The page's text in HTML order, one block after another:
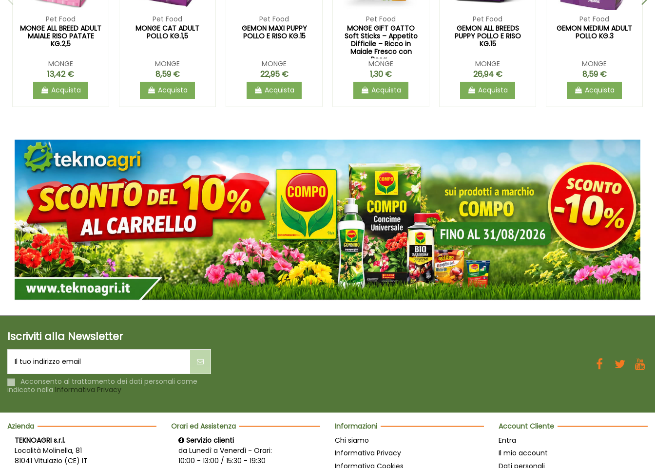
Pet Food
MONGE ALL BREED ADULT
MAIALE RISO PATATE
KG.2,5
MONGE
13,42 €
Acquista
Pet Food
MONGE CAT ADULT
POLLO KG.1,5
MONGE
8,59 €
Acquista
Pet Food
GEMON MAXI PUPPY
POLLO E RISO KG.15
MONGE
22,95 €
Acquista
Pet Food
MONGE GIFT GATTO
Soft Sticks – Appetito
Difficile – Ricco in
Maiale Fresco con
Rosa...
MONGE
1,30 €
Acquista
Pet Food
GEMON ALL BREEDS
PUPPY POLLO E RISO
KG.15
MONGE
26,94 €
Acquista
Pet Food
GEMON MEDIUM ADULT
POLLO KG.3
MONGE
8,59 €
Acquista
Iscriviti alla Newsletter
Acconsento al trattamento dei dati personali come
indicato nella Informativa Privacy
Azienda
TEKNOAGRI s.r.l.
Località Molinella, 81
81041 Vitulazio (CE) IT
Orari ed Assistenza
Servizio clienti
da Lunedì a Venerdì - Orari:
10:00 - 13:00 / 15:30 - 19:30
Informazioni
Chi siamo
Informativa Privacy
Informativa Cookies
Account Cliente
Entra
Il mio account
Dati personali